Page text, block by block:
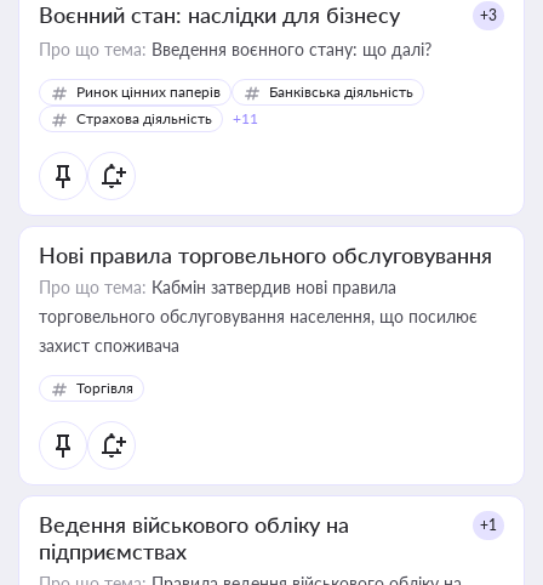
Воєнний стан: наслідки для бізнесу +3
Про що тема: Введення воєнного стану: що далі?
Ринок цінних паперів
Банківська діяльність
Страхова діяльність
+11
Нові правила торговельного обслуговування
Про що тема: Кабмін затвердив нові правила
торговельного обслуговування населення, що посилює
захист споживача
Торгівля
Ведення військового обліку на
підприємствах
+1